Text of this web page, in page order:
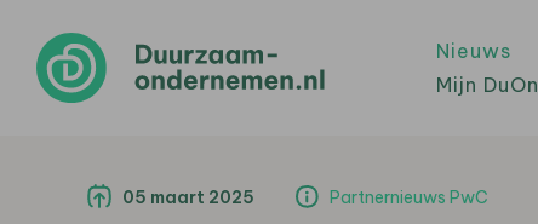
Nieuws
Mijn DuOn
05 maart 2025 Partnernieuws PwC